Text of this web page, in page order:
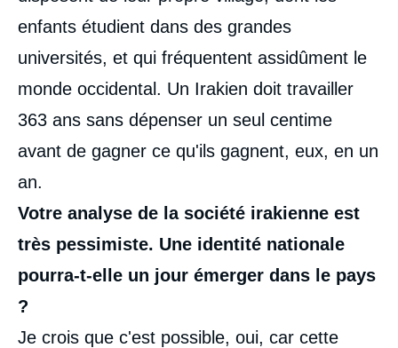
enfants étudient dans des grandes
universités, et qui fréquentent assidûment le
monde occidental. Un Irakien doit travailler
363 ans sans dépenser un seul centime
avant de gagner ce qu'ils gagnent, eux, en un
an.
Votre analyse de la société irakienne est
très pessimiste. Une identité nationale
pourra-t-elle un jour émerger dans le pays
?
Je crois que c'est possible, oui, car cette